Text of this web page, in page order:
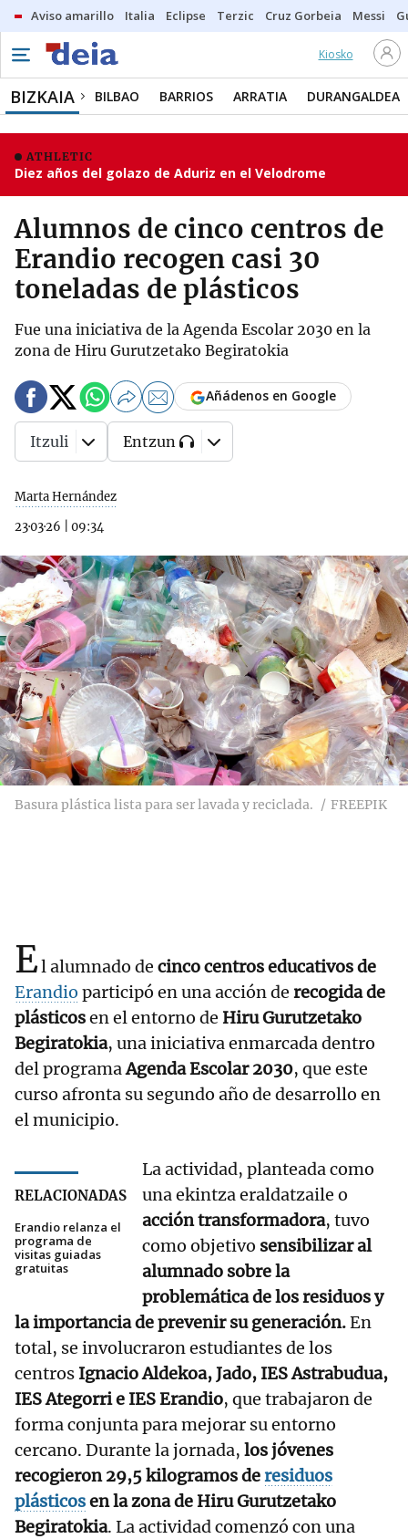
Aviso amarillo Italia Eclipse Terzic Cruz Gorbeia Messi
Kiosko
BIZKAIA BILBAO BARRIOS ARRATIA DURANGALDEA
ATHLETIC
Diez años del golazo de Aduriz en el Velodrome
Alumnos de cinco centros de
Erandio recogen casi 30
toneladas de plásticos
Fue una iniciativa de la Agenda Escolar 2030 en la
zona de Hiru Gurutzetako Begiratokia
Marta Hernández
23·03·26
09:34
Añádenos en Google
Itzuli Entzun
Basura plástica lista para ser lavada y reciclada. FREEPIK
El alumnado de cinco centros educativos de
Erandio participó en una acción de recogida de
plásticosen el entorno de Hiru Gurutzetako
Begiratokia, una iniciativa enmarcada dentro
del programaAgenda Escolar 2030, que este
curso afronta su segundo año de desarrollo en
el municipio.
RELACIONADAS
Erandio relanza el
programa de
visitas guiadas
gratuitas
La actividad, planteada como
una ekintza eraldatzaile o
acción transformadora, tuvo
como objetivo sensibilizar al
alumnado sobre la
problemática de los residuos y
la importancia de prevenir su generación.En
total, se involucraron estudiantes de los
centros Ignacio Aldekoa, Jado, IES Astrabudua,
IES Ategorri e IES Erandio, que trabajaron de
forma conjunta para mejorar su entorno
cercano. Durante la jornada, los jóvenes
recogieron 29,5 kilogramos deresiduos
plásticosen la zona de Hiru Gurutzetako
Begiratokia. La actividad comenzó con una